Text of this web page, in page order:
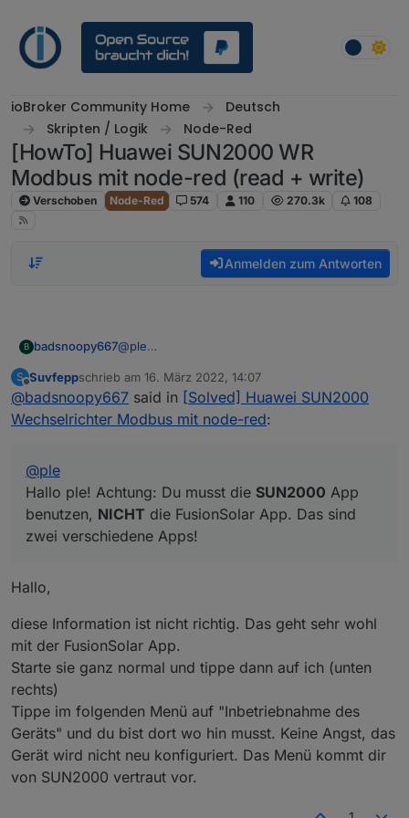
ioBroker Community Home
Deutsch
Skripten / Logik
Node-Red
[HowTo] Huawei SUN2000 WR
Modbus mit node-red (read + write)
Verschoben Node-Red 574 110 270.3k 108
Anmelden zum Antworten
B badsnoopy667@ple
App benutzen,NICHTdie FusionSolar App.
Das sind zwei verschiedene Apps!
Mein Wechselrichter hat sich leider
abgeschossen (Hardware Defekt), deshalb
kann ich nicht so richtig darauf zugreifen...
Bei mir gibt es, wenn ich vor dem
Auf das "SDongle" komme ich gerade nicht
drauf, aber ich meine, man muss ich mit beiden
Netzen verbinden um a) den Dongle und b)
den Wechselrichter selbst zu konfigurieren.
S
Offline
Suvfeppschrieb am 16. März 2022, 14:07
zuletzt editiert von
@badsnoopy667 said in [Solved] Huawei SUN2000
Wechselrichter Modbus mit node-red:
@ple
Hallo ple! Achtung: Du musst die SUN2000 App
benutzen, NICHT die FusionSolar App. Das sind
zwei verschiedene Apps!
Hallo,
diese Information ist nicht richtig. Das geht sehr wohl
mit der FusionSolar App.
Starte sie ganz normal und tippe dann auf ich (unten
rechts)
Tippe im folgenden Menü auf "Inbetriebnahme des
Geräts" und du bist dort wo hin musst. Keine Angst, das
Gerät wird nicht neu konfiguriert. Das Menü kommt dir
von SUN2000 vertraut vor.